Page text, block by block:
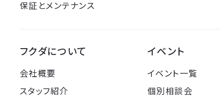
保証とメンテナンス
フクダについて
会社概要
スタッフ紹介
イベント
イベント一覧
個別相談会